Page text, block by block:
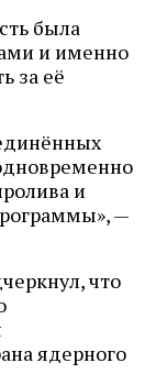
была
и именно
за её
и
—
что
ядерного